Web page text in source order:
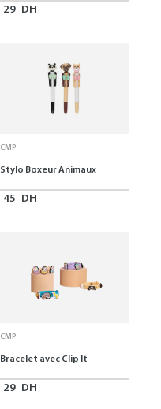
29 DH
CMP
Stylo Boxeur Animaux
45 DH
CMP
Bracelet avec Clip It
29 DH